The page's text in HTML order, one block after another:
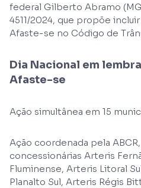
federal Gilberto Abramo
4511/2024, que propõe
Afaste-se no Código de
Dia Nacional em
Afaste-se
Ação simultânea em 15
Ação coordenada pela
concessionárias Arteris
Fluminense, Arteris Litoral
Planalto Sul, Arteris Régis